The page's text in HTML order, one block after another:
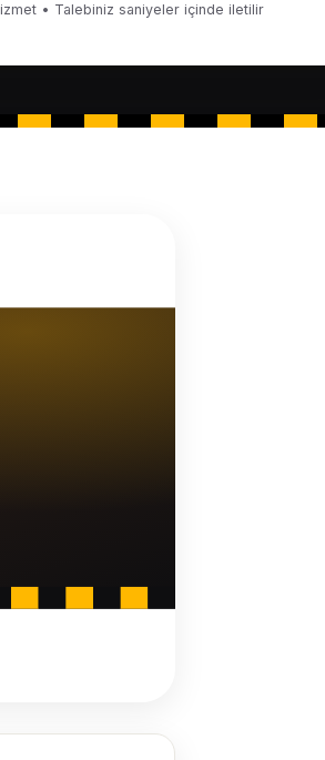
• Talebiniz saniyeler içinde iletilir